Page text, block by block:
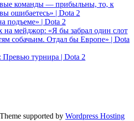
команды — прибыльны, то, к
ошибаетесь» | Dota 2
подъеме» | Dota 2
на мейджор: «Я бы забрал один слот
собачьим. Отдал бы Европе» | Dota
Превью турнира | Dota 2
supported by Wordpress Hosting